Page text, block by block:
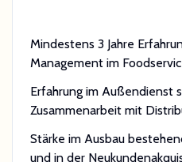
Mindestens 3 Jahre
Management im
Erfahrung im Außendienst
Zusammenarbeit mit
Stärke im Ausbau
und in der